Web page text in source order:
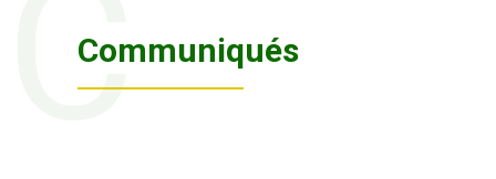
Communiqués
C